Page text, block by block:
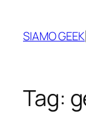
contenuto
SIAMO GEEK
Tag: